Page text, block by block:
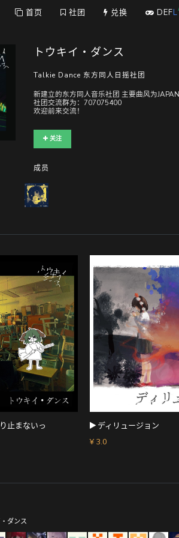
首页 社团 兑换 DEFL
トウキイ・ダンス
Talkie Dance 东方同人日摇社团
新建立的东方同人音乐社团 主要曲风为
社团交流群为：707075400
欢迎前来交流！
关注
成员
止まないっ
ディリュージョン
¥ 3.0
ダンス